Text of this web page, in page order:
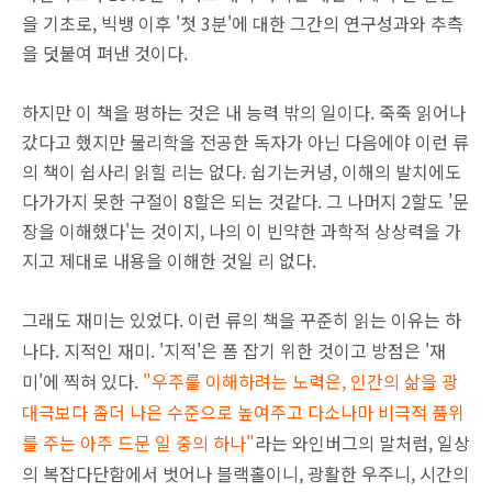
을 기초로, 빅뱅 이후 '첫 3분'에 대한 그간의 연구성과와 추측
을 덧붙여 펴낸 것이다.
하지만 이 책을 평하는 것은 내 능력 밖의 일이다. 죽죽 읽어나
갔다고 했지만 물리학을 전공한 독자가 아닌 다음에야 이런 류
의 책이 쉽사리 읽힐 리는 없다. 쉽기는커녕, 이해의 발치에도
다가가지 못한 구절이 8할은 되는 것같다. 그 나머지 2할도 '문
장을 이해했다'는 것이지, 나의 이 빈약한 과학적 상상력을 가
지고 제대로 내용을 이해한 것일 리 없다.
그래도 재미는 있었다. 이런 류의 책을 꾸준히 읽는 이유는 하
나다. 지적인 재미. '지적'은 폼 잡기 위한 것이고 방점은 '재
미'에 찍혀 있다. "우주를 이해하려는 노력은, 인간의 삶을 광
대극보다 좀더 나은 수준으로 높여주고 다소나마 비극적 품위
를 주는 아주 드문 일 중의 하나"라는 와인버그의 말처럼, 일상
의 복잡다단함에서 벗어나 블랙홀이니, 광활한 우주니, 시간의